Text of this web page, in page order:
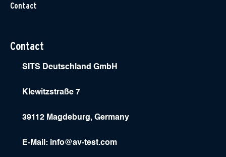
Contact
Contact
SITS Deutschland GmbH
Klewitzstraße 7
39112 Magdeburg, Germany
E-Mail: info@av-test.com